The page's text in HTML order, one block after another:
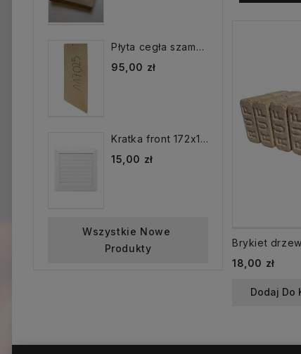
Płyta cegła szamotowa...
95,00 zł
Kratka front 172x172 mm...
15,00 zł
Wszystkie Nowe
Produkty
Cena
18,00 zł
Dodaj Do